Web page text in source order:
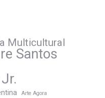
Multicultural
Santos
Arte Agora